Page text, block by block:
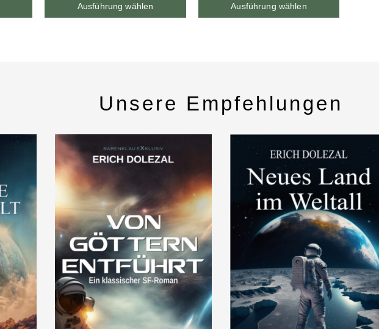
Ausführung wählen Ausführung wählen
Unsere Empfehlungen